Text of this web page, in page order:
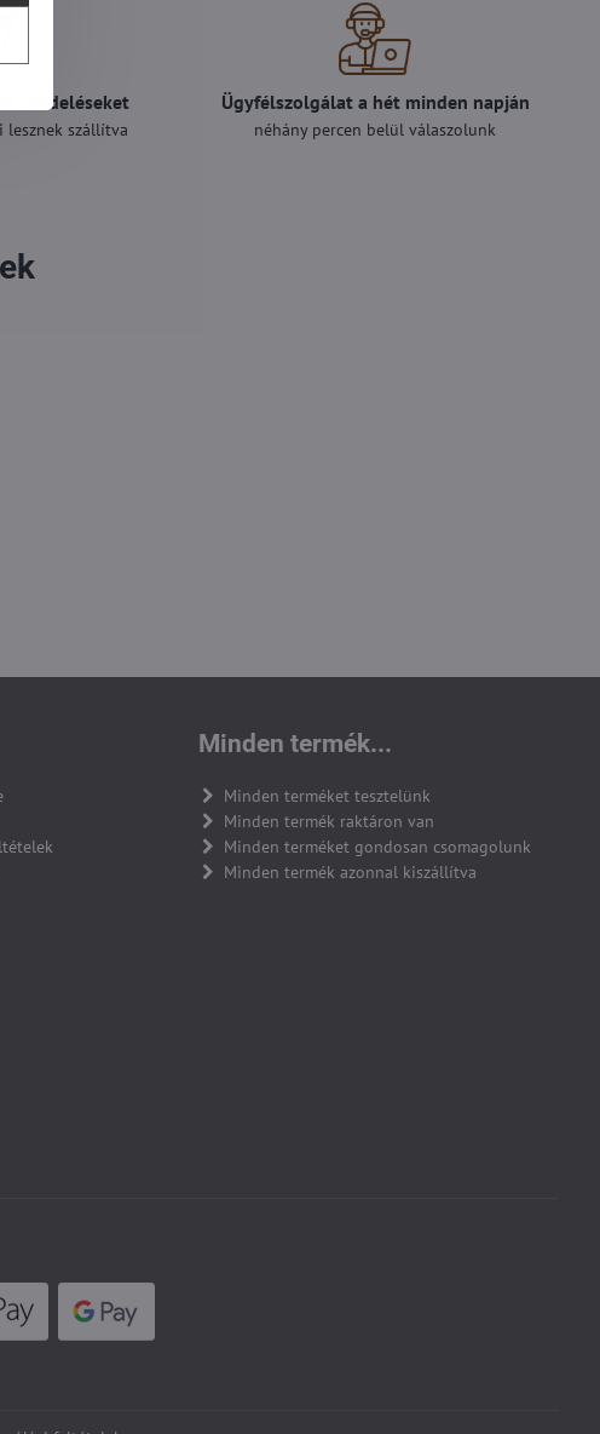
rendeléseket
lesznek szállítva
Ügyfélszolgálat a hét minden napján
néhány percen belül válaszolunk
Minden termék...
Minden terméket tesztelünk
Minden termék raktáron van
Minden terméket gondosan csomagolunk
Minden termék azonnal kiszállítva